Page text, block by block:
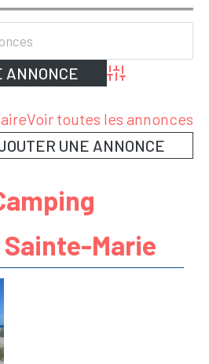
Advanced Search
Voir toutes les annonces
UNE ANNONCE
Marie